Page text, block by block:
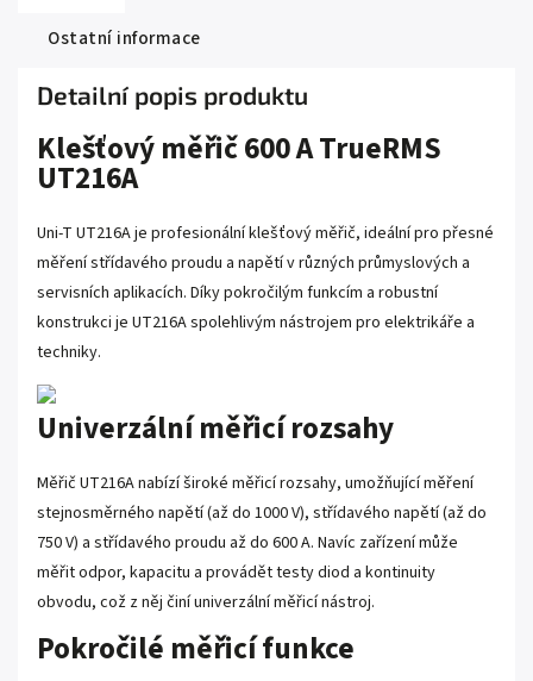
Ostatní informace
Detailní popis produktu
Klešťový měřič 600 A TrueRMS
UT216A
Uni-T UT216A je profesionální klešťový měřič, ideální pro přesné
měření střídavého proudu a napětí v různých průmyslových a
servisních aplikacích. Díky pokročilým funkcím a robustní
konstrukci je UT216A spolehlivým nástrojem pro elektrikáře a
techniky.
Univerzální měřicí rozsahy
Měřič UT216A nabízí široké měřicí rozsahy, umožňující měření
stejnosměrného napětí (až do 1000 V), střídavého napětí (až do
750 V) a střídavého proudu až do 600 A. Navíc zařízení může
měřit odpor, kapacitu a provádět testy diod a kontinuity
obvodu, což z něj činí univerzální měřicí nástroj.
Pokročilé měřicí funkce